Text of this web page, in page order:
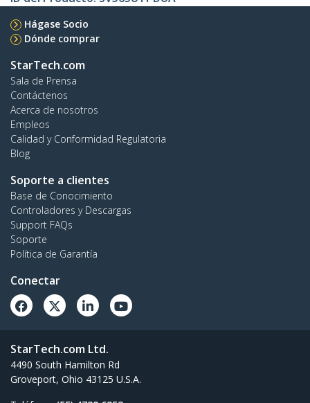
Hágase Socio
Dónde comprar
StarTech.com
Sala de Prensa
Contáctenos
Acerca de nosotros
Empleos
Calidad y Conformidad Regulatoria
Blog
Soporte a clientes
Base de Conocimiento
Controladores y Descargas
Support FAQs
Soporte
Política de Garantía
Conectar
StarTech.com Ltd.
4490 South Hamilton Rd
Groveport, Ohio 43125 U.S.A.